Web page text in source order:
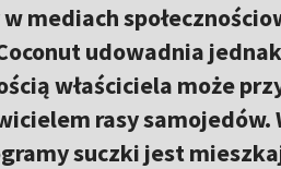
mediach
udowadnia
właściciela może
rasy
suczki jest